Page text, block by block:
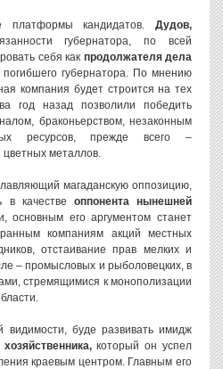
платформы кандидатов. Дудов,
губернатора, по всей
себя как продолжателя дела
губернатора. По мнению
компания будет строится на тех
год назад позволили победить
браконьерством, незаконным
ресурсов, прежде всего –
металлов.
магаданскую оппозицию,
в качестве оппонента нынешней
основным его аргументом станет
компаниям акций местных
отстаивание прав мелких и
– промысловых и рыболовецких, в
стремящимися к монополизации
видимости, буде развивать имидж
хозяйственника,который он успел
краевым центром. Главным его